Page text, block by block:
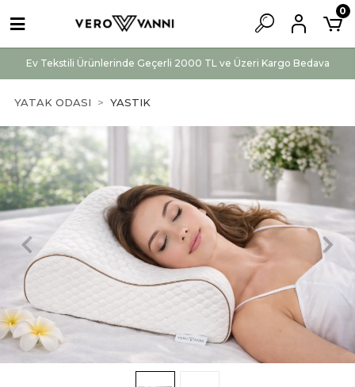
Ev Tekstili Ürünlerinde Geçerli 2000 TL ve Üzeri Kargo Bedava
0
YATAK ODASI YASTIK